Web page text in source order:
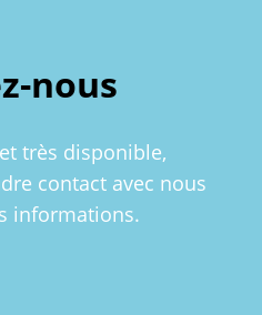
nous
très disponible,
contact avec nous
informations.